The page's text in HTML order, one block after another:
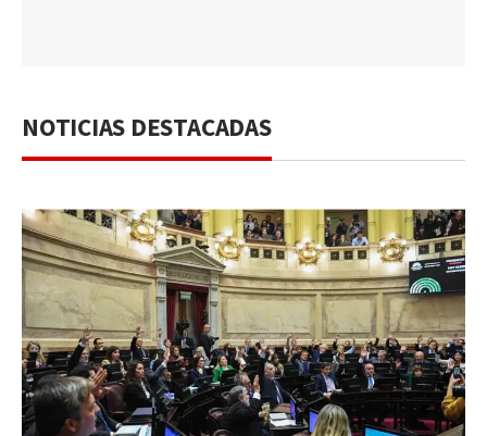
NOTICIAS DESTACADAS